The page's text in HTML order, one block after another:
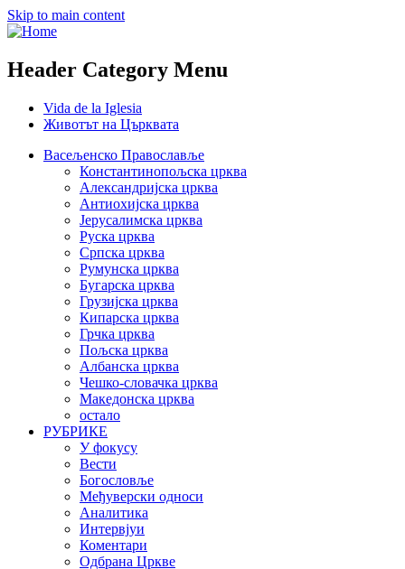
Skip to main content
Header Category Menu
Vida de la Iglesia
Животът на Църквата
Васељенско Православље
Константинопољска црква
Александријска црква
Антиохијска црква
Јерусалимска црква
Руска црква
Српска црква
Румунска црква
Бугарска црква
Грузијска црква
Кипарска црква
Грчка црква
Пољска црква
Албанска црква
Чешко-словачка црква
Македонска црква
остало
РУБРИКЕ
У фокусу
Вести
Богословље
Међуверски односи
Аналитика
Интервјуи
Коментари
Одбрана Цркве